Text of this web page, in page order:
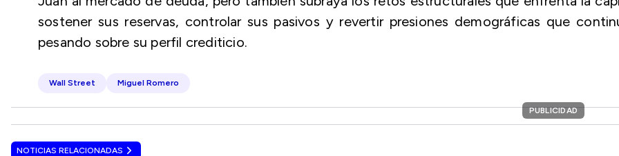
sostener sus reservas, controlar sus pasivos y revertir presiones demográficas que
pesando sobre su perfil crediticio.
Wall Street Miguel Romero
PUBLICIDAD
NOTICIAS RELACIONADAS